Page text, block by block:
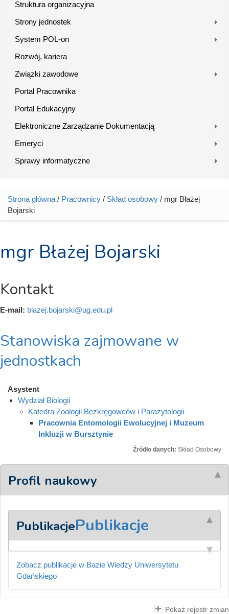
Struktura organizacyjna
Strony jednostek
System POL-on
Rozwój, kariera
Związki zawodowe
Portal Pracownika
Portal Edukacyjny
Elektroniczne Zarządzanie Dokumentacją
Emeryci
Sprawy informatyczne
Jesteś tutaj
Strona główna / Pracownicy / Skład osobowy / mgr Błażej
Bojarski
mgr Błażej Bojarski
Kontakt
E-mail: blazej.bojarski@ug.edu.pl
Stanowiska zajmowane w
jednostkach
Asystent
Wydział Biologii
Katedra Zoologii Bezkręgowców i Parazytologii
Pracownia Entomologii Ewolucyjnej i Muzeum
Inkluzji w Bursztynie
Źródło danych: Skład Osobowy
Profil naukowy
PublikacjePublikacje
Zobacz publikacje w Bazie Wiedzy Uniwersytetu
Gdańskiego
Pokaż rejestr zmian